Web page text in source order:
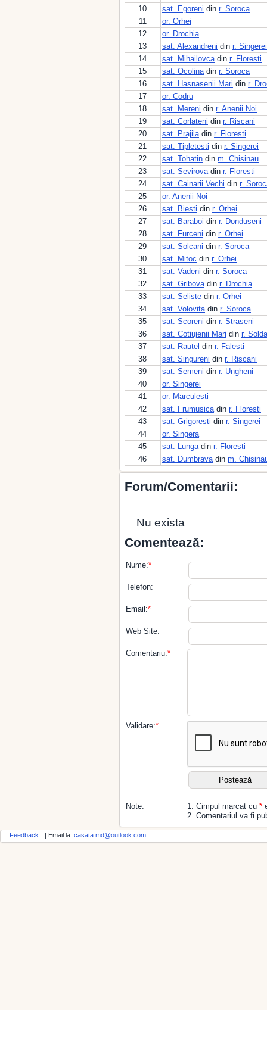
10
sat. Egoreni din r. Soroca
11
or. Orhei
12
or. Drochia
13
sat. Alexandreni din r. Singerei
14
sat. Mihailovcadin r. Floresti
15
sat. Ocolinadin r. Soroca
16
sat. Hasnasenii Mari din r.
17
or. Codru
18
sat. Mereni din r. Anenii Noi
19
sat. Corlateni din r. Riscani
20
sat. Prajiladin r. Floresti
21
sat. Tipletesti din r. Singerei
22
sat. Tohatin din m. Chisinau
23
sat. Sevirovadin r. Floresti
24
sat. Cainarii Vechi din r.
25
or. Anenii Noi
26
sat. Biesti din r. Orhei
27
sat. Baraboi din r. Donduseni
28
sat. Furceni din r. Orhei
29
sat. Solcani din r. Soroca
30
sat. Mitoc din r. Orhei
31
sat. Vadeni din r. Soroca
32
sat. Gribovadin r. Drochia
33
sat. Seliste din r. Orhei
34
sat. Volovitadin r. Soroca
35
sat. Scoreni din r. Straseni
36
sat. Cotiujenii Mari din r.
37
sat. Rautel din r. Falesti
38
sat. Singureni din r. Riscani
39
sat. Semeni din r. Ungheni
40
or. Singerei
41
or. Marculesti
42
sat. Frumusicadin r. Floresti
43
sat. Grigoresti din r. Singerei
44
or. Singera
45
sat. Lungadin r. Floresti
46
sat. Dumbravadin m.
Forum/Comentarii:
Nu exista
Comentează:
Nume:*
Telefon:
Email:*
Web Site:
Comentariu:*
Validare:*
Note: 1. Cimpul marcat cu *
2. Comentariul va fi
Feedback | Email la: casata.md@outlook.com